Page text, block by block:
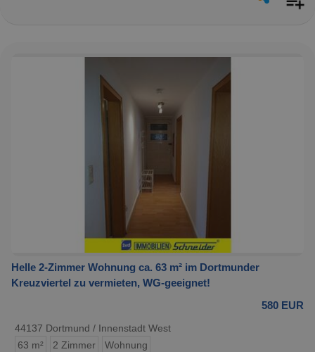
Helle 2-Zimmer Wohnung ca. 63 m² im Dortmunder
Kreuzviertel zu vermieten, WG-geeignet!
580 EUR
44137 Dortmund / Innenstadt West
63 m²
2 Zimmer Wohnung